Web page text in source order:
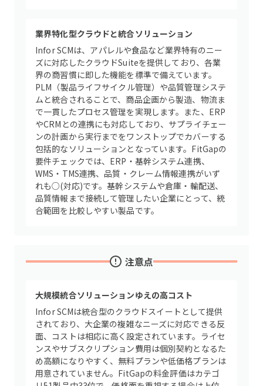
業界特化型クラウドと統合ソリューション
Infor SCMは、アパレルや食品など業界特有のニー
ズに対応したクラウドSuiteを提供しており、各業
界の商習慣に即した機能を標準で備えています。
PLM（製品ライフサイクル管理）や品質管理システ
ムと統合されることで、商品企画から製造、物流ま
で一貫したプロセス管理を実現します。また、ERP
やCRMとの連携にも対応しており、サプライチェー
ンの計画から実行までをワンストップでカバーする
包括的なソリューションとなっています。FitGapの
要件チェックでは、ERP・基幹システム連携、
WMS・TMS連携、品質・クレーム情報連携がいず
れも○(対応)です。基幹システムや倉庫・輸配送、
品質情報まで接続して管理したい企業にとって、統
合範囲を比較しやすい製品です。
注意点
大規模統合ソリューションゆえの高コスト
Infor SCMは統合型のクラウドスイートとして提供
されており、大企業の複雑なニーズに対応できる反
面、コストは相応に高く設定されています。ライセ
ンスやサブスクリプション費用は個別契約となるた
め高額になりやすく、無料プランや低価格プランは
用意されていません。FitGapの料金評価はカテゴ